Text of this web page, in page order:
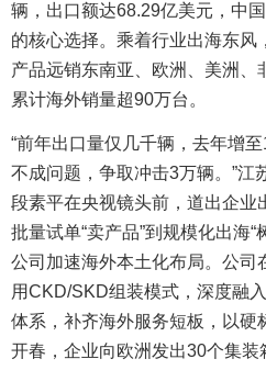
辆，出口额达68.29亿美元，中
的核心选择。乘着行业出海东风
产品远销东南亚、欧洲、美洲、
累计海外销量超90万台。
“前年出口量仅几千辆，去年增
不成问题，争取冲击3万辆。”江
段素平在央视镜头前，道出企业
批量试单“卖产品”到规模化出海
公司加速海外本土化布局。公司
用CKD/SKD组装模式，深度融
体系，补齐海外服务短板，以硬
开春，企业向欧洲发出30个集